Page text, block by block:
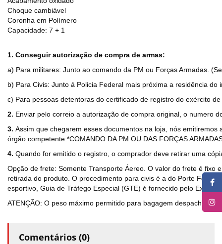
Choque cambiável
Coronha em Polímero
Capacidade: 7 + 1
1. Conseguir autorização de compra de armas:
a) Para militares: Junto ao comando da PM ou Forças Armadas.
b) Para Civis: Junto á Policia Federal mais próxima a residência do
c) Para pessoas detentoras do certificado de registro do exército
2. Enviar pelo correio a autorização de compra original, o numero
3. Assim que chegarem esses documentos na loja, nós
órgão competente:*COMANDO DA PM OU DAS FORÇAS
4. Quando for emitido o registro, o comprador deve retirar uma
Opção de frete: Somente Transporte Áereo. O valor do frete é
retirada do produto. O procedimento para civis é a do Porte
esportivo, Guia de Tráfego Especial (GTE) é fornecido pelo
ATENÇÃO: O peso máximo permitido para bagagem despachada
Comentários (0)